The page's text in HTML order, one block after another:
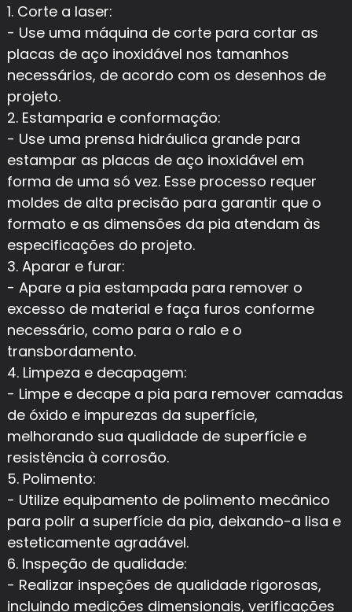
1. Corte a laser:
- Use uma máquina de corte para cortar as
placas de aço inoxidável nos tamanhos
necessários, de acordo com os desenhos de
projeto.
2. Estamparia e conformação:
- Use uma prensa hidráulica grande para
estampar as placas de aço inoxidável em
forma de uma só vez. Esse processo requer
moldes de alta precisão para garantir que o
formato e as dimensões da pia atendam às
especificações do projeto.
3. Aparar e furar:
- Apare a pia estampada para remover o
excesso de material e faça furos conforme
necessário, como para o ralo e o
transbordamento.
4. Limpeza e decapagem:
- Limpe e decape a pia para remover camadas
de óxido e impurezas da superfície,
melhorando sua qualidade de superfície e
resistência à corrosão.
5. Polimento:
- Utilize equipamento de polimento mecânico
para polir a superfície da pia, deixando-a lisa e
esteticamente agradável.
6. Inspeção de qualidade:
- Realizar inspeções de qualidade rigorosas,
incluindo medições dimensionais, verificações